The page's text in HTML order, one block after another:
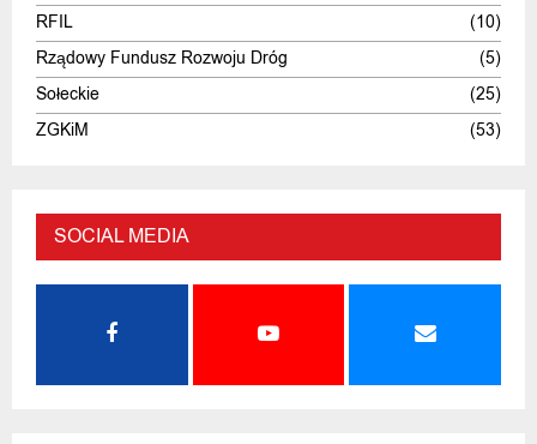
RFIL
(10)
Rządowy Fundusz Rozwoju Dróg
(5)
Sołeckie
(25)
ZGKiM
(53)
SOCIAL MEDIA